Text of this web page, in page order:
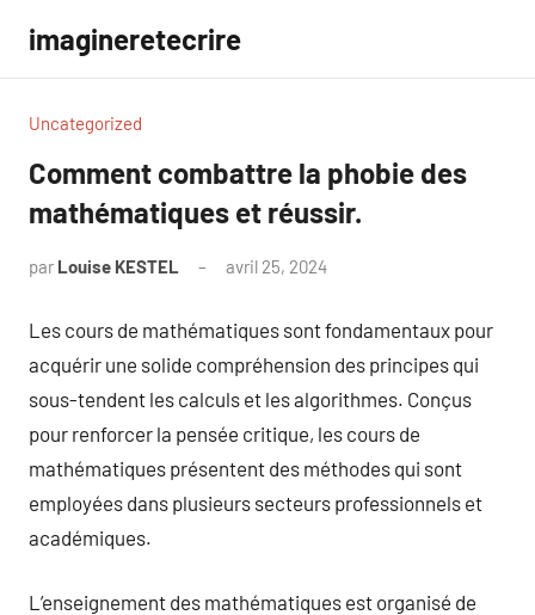
contenu
imagineretecrire
Uncategorized
Comment combattre la phobie des
mathématiques et réussir.
par Louise KESTEL avril 25, 2024
Les cours de mathématiques sont fondamentaux pour
acquérir une solide compréhension des principes qui
sous-tendent les calculs et les algorithmes. Conçus
pour renforcer la pensée critique, les cours de
mathématiques présentent des méthodes qui sont
employées dans plusieurs secteurs professionnels et
académiques.
L’enseignement des mathématiques est organisé de